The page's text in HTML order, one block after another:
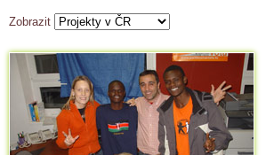
Zobrazit